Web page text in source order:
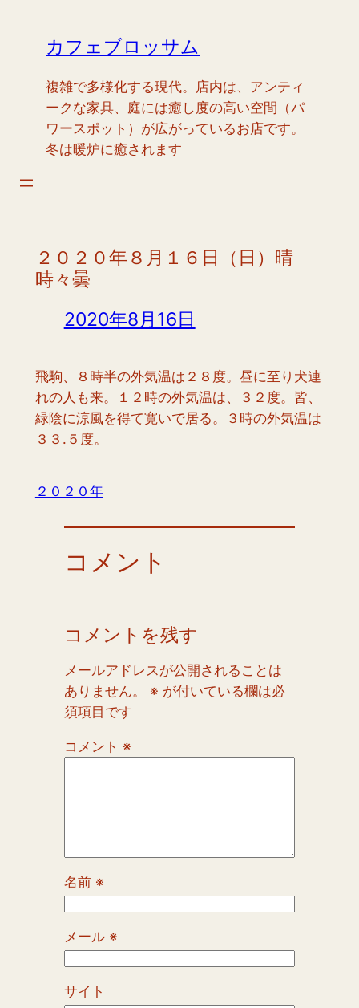
カフェブロッサム
複雑で多様化する現代。店内は、アンティ
ークな家具、庭には癒し度の高い空間（パ
ワースポット）が広がっているお店です。
冬は暖炉に癒されます
２０２０年８月１６日（日）晴
時々曇
2020年8月16日
飛駒、８時半の外気温は２８度。昼に至り犬連
れの人も来。１２時の外気温は、３２度。皆、
緑陰に涼風を得て寛いで居る。３時の外気温は
３３.５度。
２０２０年
コメント
コメントを残す
メールアドレスが公開されることは
ありません。
※ が付いている欄は必
須項目です
コメント ※
名前 ※
メール ※
サイト